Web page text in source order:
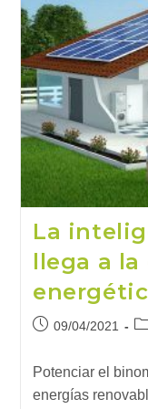
La
llega a
Publicación
la
entrada:
09/04/2021
Potenciar el
energías